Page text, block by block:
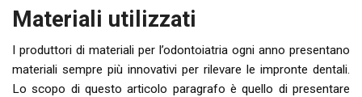
Materiali utilizzati
I produttori di materiali per l’odontoiatria ogni anno presentano
materiali sempre più innovativi per rilevare le impronte dentali.
Lo scopo di questo articolo paragrafo è quello di presentare